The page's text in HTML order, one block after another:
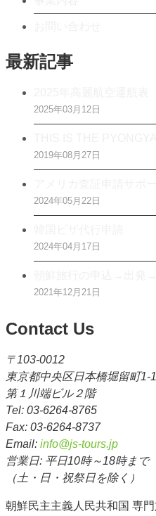
最新記事
2025年03月12日
2019年08月27日
2024年05月22日
2024年04月17日
2021年12月21日
Contact Us
〒103-0012
東京都中央区日本橋堀留町1-
第１川端ビル２階
Tel: 03-6264-8765
Fax: 03-6264-8737
Email: info@js-tours.jp
営業日: 平日10時～18時まで
（土・日・祝祭日を除く）
朝鮮民主主義人民共和国 専